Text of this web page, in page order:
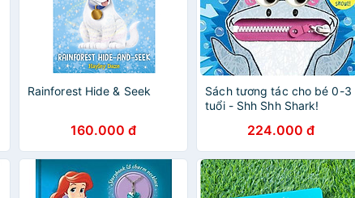
Rainforest Hide & Seek
160.000 đ
Sách tương tác cho bé 0-3
tuổi - Shh Shh Shark!
224.000 đ